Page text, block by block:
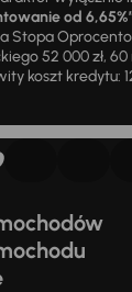
od
Stopa
52 000 zł,
koszt kredytu: